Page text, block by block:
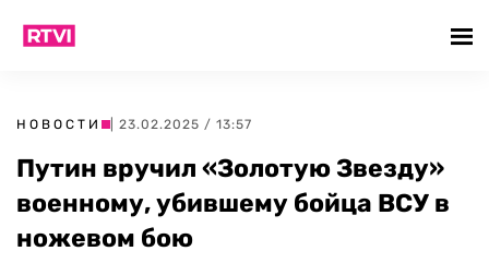
НОВОСТИ | 23.02.2025 / 13:57
Путин вручил «Золотую Звезду»
военному, убившему бойца ВСУ в
ножевом бою